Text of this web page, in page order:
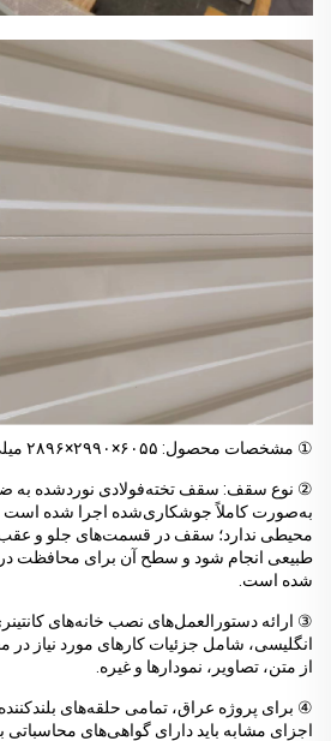
① مشخصات محصول: ۶۰۵۵×۲۹۹۰×۲۸۹۶ میلی‌متر
به‌صورت کاملاً جوشکاری‌شده اجرا شده است
محیطی ندارد؛ سقف در قسمت‌های جلو و
طبیعی انجام شود و سطح آن برای محافظت
شده است.
③ ارائه دستورالعمل‌های نصب خانه‌های
انگلیسی، شامل جزئیات کارهای مورد نیاز در
از متن، تصاویر، نمودارها و غیره.
④ برای پروژه عراق، تمامی حلقه‌های
اجزای مشابه باید دارای گواهی‌های محاسباتی